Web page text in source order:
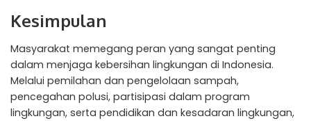
Kesimpulan
Masyarakat memegang peran yang sangat penting
dalam menjaga kebersihan lingkungan di Indonesia.
Melalui pemilahan dan pengelolaan sampah,
pencegahan polusi, partisipasi dalam program
lingkungan, serta pendidikan dan kesadaran lingkungan,